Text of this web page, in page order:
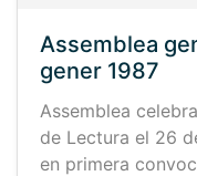
Assemblea
gener 1987
Assemblea
de Lectura el 26
en primera